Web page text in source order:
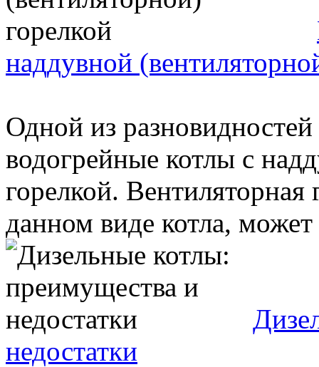
наддувной
Одной из
водогрейные котлы с
горелкой. Вентиляторная
данном виде котла,
недостатки